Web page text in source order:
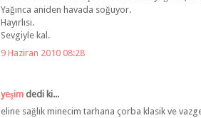
Yağınca aniden havada soğuyor.
Hayırlısı.
Sevgiyle kal.
9 Haziran 2010 08:28
yeşim dedi ki...
eline sağlık minecim tarhana çorba klasik ve